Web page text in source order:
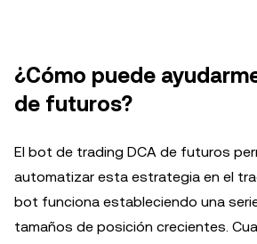
¿Cómo puede
de futuros?
El bot de trading DCA de futuros
automatizar esta estrategia en el
bot funciona estableciendo una
tamaños de posición crecientes.